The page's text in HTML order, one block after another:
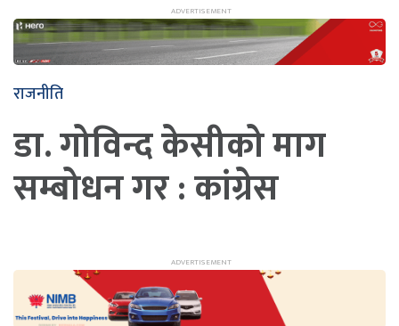
राजनीति
डा. गोविन्द केसीको माग
सम्बोधन गर : कांग्रेस